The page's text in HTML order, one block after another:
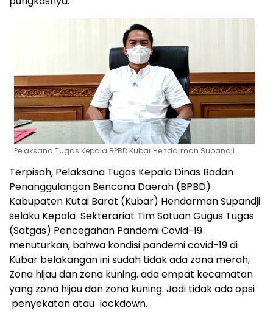
Pelaksana Tugas Kepala BPBD Kubar Hendarman Supandji
Terpisah, Pelaksana Tugas Kepala Dinas Badan
Penanggulangan Bencana Daerah (BPBD)
Kabupaten Kutai Barat (Kubar) Hendarman Supandji
selaku Kepala Sekterariat Tim Satuan Gugus Tugas
(Satgas) Pencegahan Pandemi Covid-19
menuturkan, bahwa kondisi pandemi covid-19 di
Kubar belakangan ini sudah tidak ada zona merah,
Zona hijau dan zona kuning. ada empat kecamatan
yang zona hijau dan zona kuning. Jadi tidak ada opsi
penyekatan atau lockdown.